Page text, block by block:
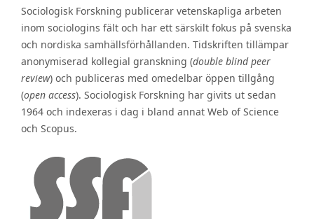
Sociologisk Forskning publicerar vetenskapliga arbeten
inom sociologins fält och har ett särskilt fokus på svenska
och nordiska samhällsförhållanden. Tidskriften tillämpar
anonymiserad kollegial granskning (double blind peer
review) och publiceras med omedelbar öppen tillgång
(open access). Sociologisk Forskning har givits ut sedan
1964 och indexeras i dag i bland annat Web of Science
och Scopus.